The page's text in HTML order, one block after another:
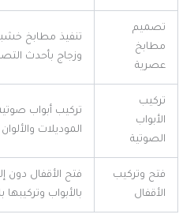
تصميم
مطابخ
عصرية
تنفيذ مطابخ
وزجاج بأحدث
تركيب
الأبواب
الصوتية
تركيب أبواب
الموديلات والألوان
فتح وتركيب
الأقفال
فتح الأقفال دون
بالأبواب وتركيبها